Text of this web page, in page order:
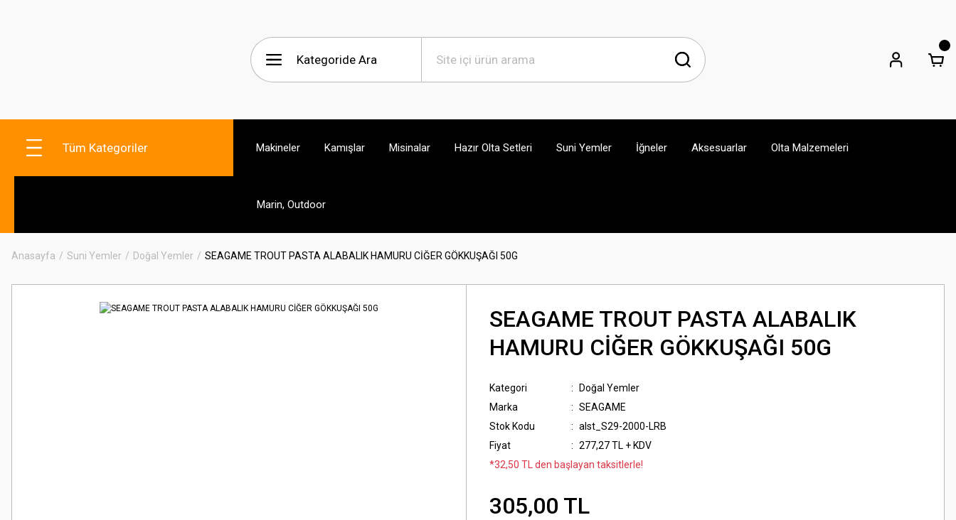
Tüm Kategoriler Makineler Kamışlar Misinalar Hazır Olta Setleri Suni Yemler İğneler Aksesuarlar Olta Malzemeleri
Marin, Outdoor
Anasayfa Suni Yemler Doğal Yemler SEAGAME TROUT PASTA ALABALIK HAMURU CİĞER GÖKKUŞAĞI 50G
SEAGAME TROUT PASTA ALABALIK
HAMURU CİĞER GÖKKUŞAĞI 50G
Kategori
Doğal Yemler
Marka
SEAGAME
Stok Kodu
alst_S29-2000-LRB
Fiyat
277,27 TL + KDV
*32,50 TL den başlayan taksitlerle!
305,00 TL